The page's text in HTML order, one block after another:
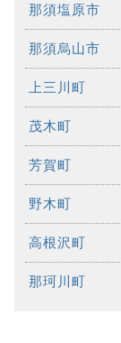
那須塩原市
那須烏山市
上三川町
茂木町
芳賀町
野木町
高根沢町
那珂川町